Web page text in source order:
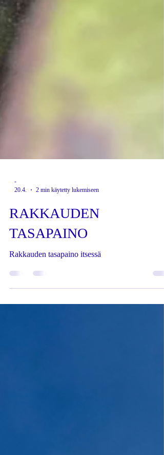
20.4.
2 min käytetty lukemiseen
RAKKAUDEN
TASAPAINO
Rakkauden tasapaino itsessä